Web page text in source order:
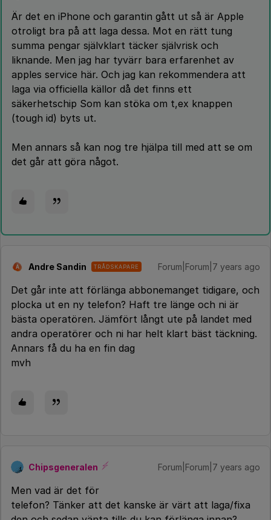
Är det en iPhone och garantin gått ut så är Apple
otroligt bra på att laga dessa. Mot en rätt tung
summa pengar självklart täcker självrisk och
liknande. Men jag har tyvärr bara erfarenhet av
apples service här. Och jag kan rekommendera att
laga via officiella källor då det finns ett
säkerhetschip Som kan stöka om t,ex knappen
(tough id) byts ut.
Men annars så kan nog tre hjälpa till med att se om
det går att göra något.
A Andre Sandin TRÅDSKAPARE Forum|Forum|7 years ago
Det går inte att förlänga abbonemanget tidigare, och
plocka ut en ny telefon? Haft tre länge och ni är
bästa operatören. Jämfört långt ute på landet med
andra operatörer och ni har helt klart bäst täckning.
Annars få du ha en fin dag
mvh
Chipsgeneralen Forum|Forum|7 years ago
Men vad är det för
telefon? Tänker att det kanske är värt att laga/fixa